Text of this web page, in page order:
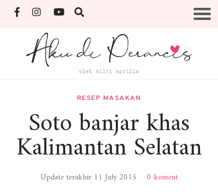
Skip
to
Menu
RESEP MASAKAN
Soto banjar khas
Kalimantan Selatan
Update terakhir 11 July 2015 0 koment